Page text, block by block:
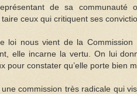
représentant de sa
ceux qui critiquent ses
loi nous vient de la
elle incarne la vertu. On lui
pour constater qu’elle porte bien
commission très radicale qui